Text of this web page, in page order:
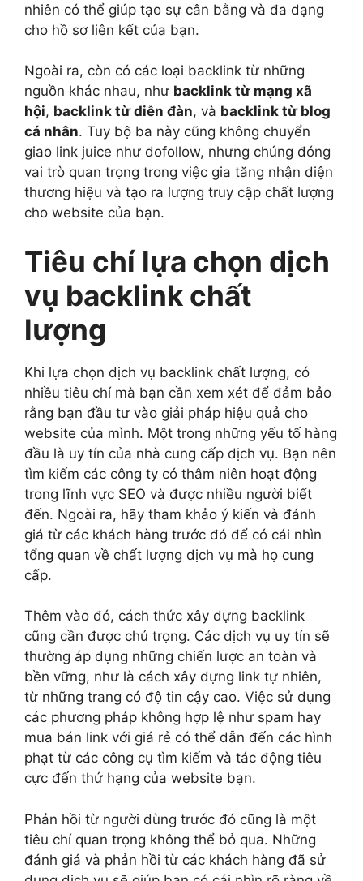
nhiên có thể giúp tạo sự cân bằng và đa dạng
cho hồ sơ liên kết của bạn.
Ngoài ra, còn có các loại backlink từ những
nguồn khác nhau, như backlink từ mạng xã
hội, backlink từ diễn đàn, và backlink từ blog
cá nhân. Tuy bộ ba này cũng không chuyển
giao link juice như dofollow, nhưng chúng đóng
vai trò quan trọng trong việc gia tăng nhận diện
thương hiệu và tạo ra lượng truy cập chất lượng
cho website của bạn.
Tiêu chí lựa chọn dịch
vụ backlink chất
lượng
Khi lựa chọn dịch vụ backlink chất lượng, có
nhiều tiêu chí mà bạn cần xem xét để đảm bảo
rằng bạn đầu tư vào giải pháp hiệu quả cho
website của mình. Một trong những yếu tố hàng
đầu là uy tín của nhà cung cấp dịch vụ. Bạn nên
tìm kiếm các công ty có thâm niên hoạt động
trong lĩnh vực SEO và được nhiều người biết
đến. Ngoài ra, hãy tham khảo ý kiến và đánh
giá từ các khách hàng trước đó để có cái nhìn
tổng quan về chất lượng dịch vụ mà họ cung
cấp.
Thêm vào đó, cách thức xây dựng backlink
cũng cần được chú trọng. Các dịch vụ uy tín sẽ
thường áp dụng những chiến lược an toàn và
bền vững, như là cách xây dựng link tự nhiên,
từ những trang có độ tin cậy cao. Việc sử dụng
các phương pháp không hợp lệ như spam hay
mua bán link với giá rẻ có thể dẫn đến các hình
phạt từ các công cụ tìm kiếm và tác động tiêu
cực đến thứ hạng của website bạn.
Phản hồi từ người dùng trước đó cũng là một
tiêu chí quan trọng không thể bỏ qua. Những
đánh giá và phản hồi từ các khách hàng đã sử